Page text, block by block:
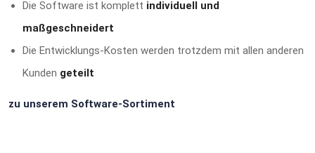
Die Software ist komplett individuell und
maßgeschneidert
Die Entwicklungs-Kosten werden trotzdem mit allen anderen
Kunden geteilt
zu unserem Software-Sortiment